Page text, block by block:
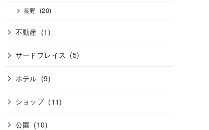
長野 (20)
不動産 (1)
サードプレイス (5)
ホテル (9)
ショップ (11)
公園 (10)